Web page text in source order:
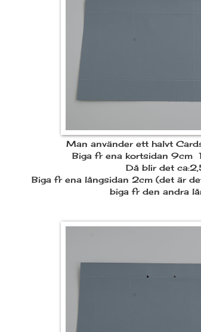
Man använder ett halvt
Biga fr ena kortsidan
Då blir det
Biga fr ena långsidan 2cm (det är
biga fr den andra